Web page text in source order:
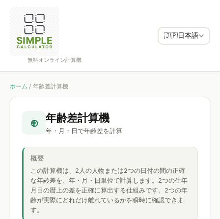
無料オンライン計算機
🇯🇵日本語
ホーム / 年齢差計算機
⊕ 年齢差計算機
年・月・日で年齢差を計算
概要
この計算機は、2人の人物または2つの日付の間の正確
な年齢差を、年・月・日単位で計算します。2つの生年
月日の暦上の差を正確に算出する仕組みです。2つの年
齢が実際にどれだけ離れているかを瞬時に確認できま
す。